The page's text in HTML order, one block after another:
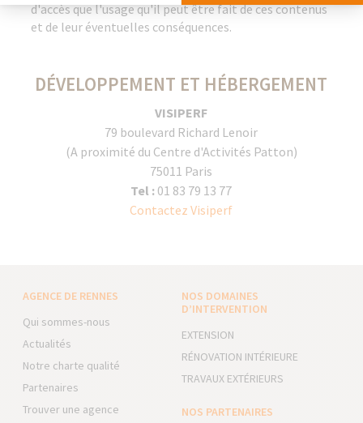
d'accès que l'usage qu'il peut être fait de ces contenus
et de leur éventuelles conséquences.
DÉVELOPPEMENT ET HÉBERGEMENT
VISIPERF
79 boulevard Richard Lenoir
(A proximité du Centre d'Activités Patton)
75011 Paris
Tel : 01 83 79 13 77
Contactez Visiperf
AGENCE DE RENNES
Qui sommes-nous
Actualités
Notre charte qualité
Partenaires
Trouver une agence
NOS DOMAINES
D’INTERVENTION
EXTENSION
RÉNOVATION INTÉRIEURE
TRAVAUX EXTÉRIEURS
NOS PARTENAIRES